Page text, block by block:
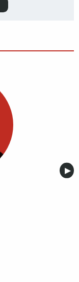
▶︎